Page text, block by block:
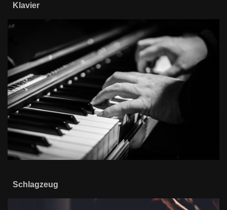
Klavier
Schlagzeug